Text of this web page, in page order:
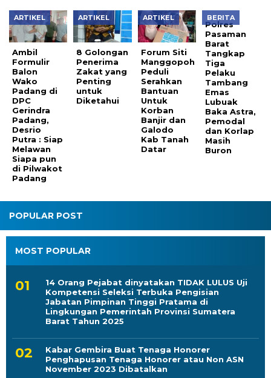
ARTIKEL
Ambil
Formulir
Balon
Wako
Padang di
DPC
Gerindra
Padang,
Desrio
Putra : Siap
Melawan
Siapa pun
di Pilwakot
Padang
ARTIKEL
8 Golongan
Penerima
Zakat yang
Penting
untuk
Diketahui
ARTIKEL
Forum Siti
Manggopoh
Peduli
Serahkan
Bantuan
Untuk
Korban
Banjir dan
Galodo
Kab Tanah
Datar
BERITA
Polres
Pasaman
Barat
Tangkap
Tiga
Pelaku
Tambang
Emas
Lubuak
Baka Astra,
Pemodal
dan Korlap
Masih
Buron
POPULAR POST
MOST POPULAR
14 Orang Pejabat dinyatakan TIDAK LULUS Uji
Kompetensi Seleksi Terbuka Pengisian
Jabatan Pimpinan Tinggi Pratama di
Lingkungan Pemerintah Provinsi Sumatera
Barat Tahun 2025
Kabar Gembira Buat Tenaga Honorer
Penghapusan Tenaga Honorer atau Non ASN
November 2023 Dibatalkan